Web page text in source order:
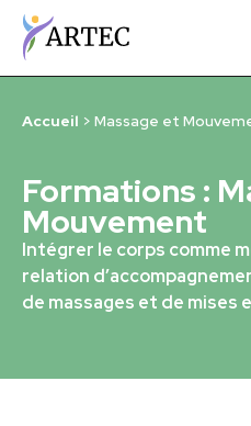
Accueil > Massage et
Formations :
Mouvement
Intégrer le corps comme
relation
de massages et de mises